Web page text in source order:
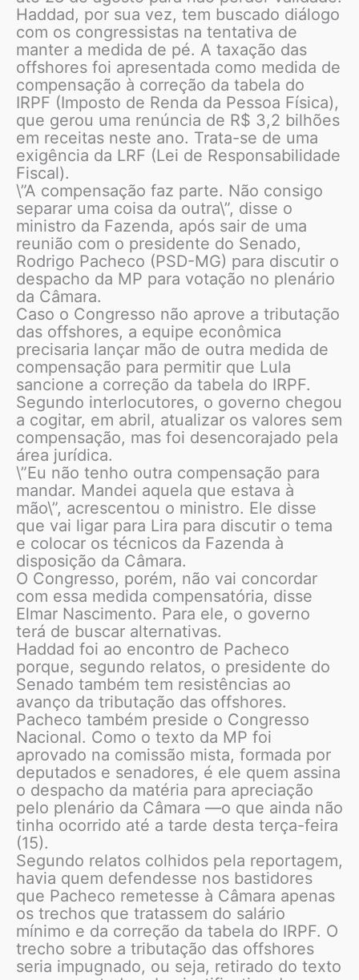
Haddad, por sua vez, tem buscado diálogo
com os congressistas na tentativa de
manter a medida de pé. A taxação das
offshores foi apresentada como medida de
compensação à correção da tabela do
IRPF (Imposto de Renda da Pessoa Física),
que gerou uma renúncia de R$ 3,2 bilhões
em receitas neste ano. Trata-se de uma
exigência da LRF (Lei de Responsabilidade
Fiscal).
\”A compensação faz parte. Não consigo
separar uma coisa da outra\”, disse o
ministro da Fazenda, após sair de uma
reunião com o presidente do Senado,
Rodrigo Pacheco (PSD-MG) para discutir o
despacho da MP para votação no plenário
da Câmara.
Caso o Congresso não aprove a tributação
das offshores, a equipe econômica
precisaria lançar mão de outra medida de
compensação para permitir que Lula
sancione a correção da tabela do IRPF.
Segundo interlocutores, o governo chegou
a cogitar, em abril, atualizar os valores sem
compensação, mas foi desencorajado pela
área jurídica.
\”Eu não tenho outra compensação para
mandar. Mandei aquela que estava à
mão\”, acrescentou o ministro. Ele disse
que vai ligar para Lira para discutir o tema
e colocar os técnicos da Fazenda à
disposição da Câmara.
O Congresso, porém, não vai concordar
com essa medida compensatória, disse
Elmar Nascimento. Para ele, o governo
terá de buscar alternativas.
Haddad foi ao encontro de Pacheco
porque, segundo relatos, o presidente do
Senado também tem resistências ao
avanço da tributação das offshores.
Pacheco também preside o Congresso
Nacional. Como o texto da MP foi
aprovado na comissão mista, formada por
deputados e senadores, é ele quem assina
o despacho da matéria para apreciação
pelo plenário da Câmara —o que ainda não
tinha ocorrido até a tarde desta terça-feira
(15).
Segundo relatos colhidos pela reportagem,
havia quem defendesse nos bastidores
que Pacheco remetesse à Câmara apenas
os trechos que tratassem do salário
mínimo e da correção da tabela do IRPF. O
trecho sobre a tributação das offshores
seria impugnado, ou seja, retirado do texto